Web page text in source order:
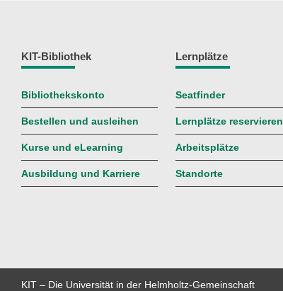
KIT-Bibliothek
Bibliothekskonto
Bestellen und ausleihen
Kurse und eLearning
Ausbildung und Karriere
Lernplätze
Seatfinder
Lernplätze reservieren
Arbeitsplätze
Standorte
KIT – Die Universität in der Helmholtz-Gemeinschaft